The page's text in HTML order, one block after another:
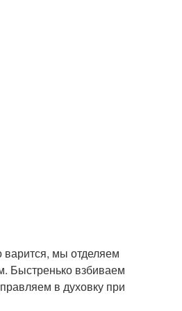
варится, мы отделяем
Быстренько взбиваем
в духовку при